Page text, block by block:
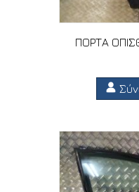
ΠΟΡΤΑ